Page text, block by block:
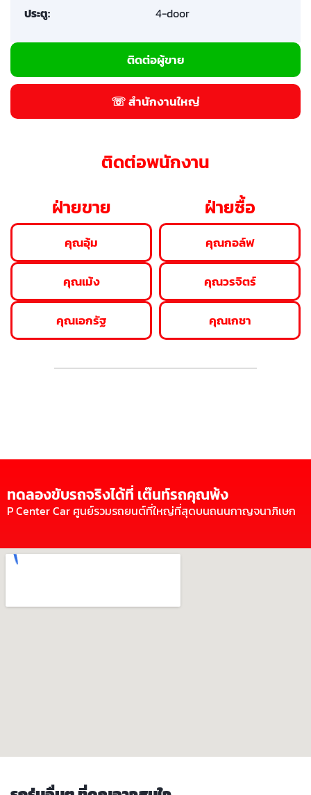
ประตู:
4-door
ติดต่อผู้ขาย
☏ สำนักงานใหญ่
ติดต่อพนักงาน
ฝ่ายขาย
คุณอุ้ม
คุณเม้ง
คุณเอกรัฐ
ฝ่ายซื้อ
คุณกอล์ฟ
คุณวรจิตร์
คุณเกชา
ทดลองขับรถจริงได้ที่ เต๊นท์รถคุณพ้ง
P Center Car ศูนย์รวมรถยนต์ที่ใหญ่ที่สุดบนถนนกาญจนาภิเษก